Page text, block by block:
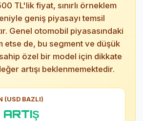
TL'lik fiyat, sınırlı örneklem
geniş piyasayı temsil
Genel otomobil piyasasındaki
etse de, bu segment ve düşük
özel bir model için dikkate
artışı beklenmemektedir.
(USD BAZLI)